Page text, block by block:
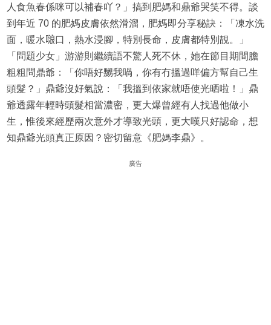
人食魚春係咪可以補春吖？」搞到肥媽和鼎爺哭笑不得。談
到年近 70 的肥媽皮膚依然滑溜，肥媽即分享秘訣：「凍水洗
面，暖水𠺘口，熱水浸腳，特別長命，皮膚都特別靚。」
「問題少女」游游則繼續語不驚人死不休，她在節目期間膽
粗粗問鼎爺：「你唔好嬲我喎，你有冇搵過咩偏方幫自己生
頭髮？」鼎爺沒好氣說：「我搵到依家就唔使光晒啦！」鼎
爺透露年輕時頭髮相當濃密，更大爆曾經有人找過他做小
生，惟後來經歷兩次意外才導致光頭，更大嘆只好認命，想
知鼎爺光頭真正原因？密切留意《肥媽李鼎》。
廣告